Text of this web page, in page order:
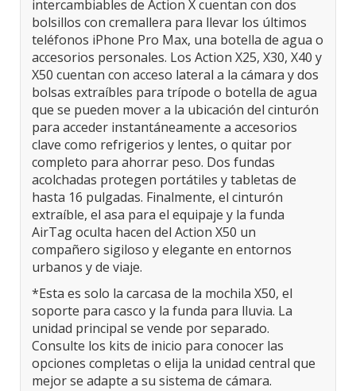
intercambiables de Action X cuentan con dos
bolsillos con cremallera para llevar los últimos
teléfonos iPhone Pro Max, una botella de agua o
accesorios personales. Los Action X25, X30, X40 y
X50 cuentan con acceso lateral a la cámara y dos
bolsas extraíbles para trípode o botella de agua
que se pueden mover a la ubicación del cinturón
para acceder instantáneamente a accesorios
clave como refrigerios y lentes, o quitar por
completo para ahorrar peso. Dos fundas
acolchadas protegen portátiles y tabletas de
hasta 16 pulgadas. Finalmente, el cinturón
extraíble, el asa para el equipaje y la funda
AirTag oculta hacen del Action X50 un
compañero sigiloso y elegante en entornos
urbanos y de viaje.
*Esta es solo la carcasa de la mochila X50, el
soporte para casco y la funda para lluvia. La
unidad principal se vende por separado.
Consulte los kits de inicio para conocer las
opciones completas o elija la unidad central que
mejor se adapte a su sistema de cámara.